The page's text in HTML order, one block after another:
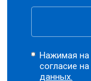
Нажимая на
согласие
данных.